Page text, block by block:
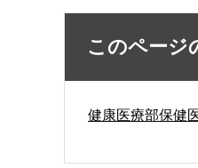
このページ
健康医療部保健